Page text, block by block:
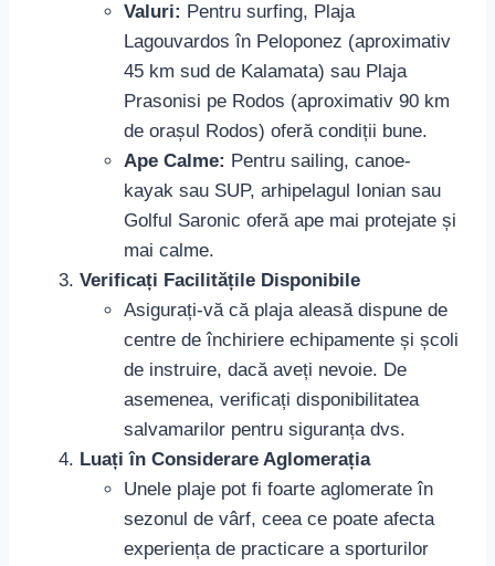
Valuri: Pentru surfing, Plaja
Lagouvardos în Peloponez (aproximativ
45 km sud de Kalamata) sau Plaja
Prasonisi pe Rodos (aproximativ 90 km
de orașul Rodos) oferă condiții bune.
Ape Calme: Pentru sailing, canoe-
kayak sau SUP, arhipelagul Ionian sau
Golful Saronic oferă ape mai protejate și
mai calme.
Verificați Facilitățile Disponibile
Asigurați-vă că plaja aleasă dispune de
centre de închiriere echipamente și școli
de instruire, dacă aveți nevoie. De
asemenea, verificați disponibilitatea
salvamarilor pentru siguranța dvs.
Luați în Considerare Aglomerația
Unele plaje pot fi foarte aglomerate în
sezonul de vârf, ceea ce poate afecta
experiența de practicare a sporturilor